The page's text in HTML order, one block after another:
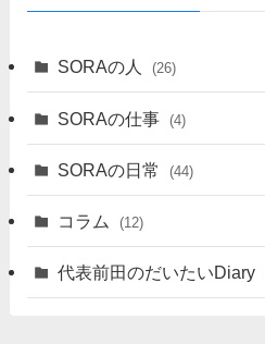
SORAの人 (26)
SORAの仕事 (4)
SORAの日常 (44)
コラム (12)
代表前田のだいたいDiary